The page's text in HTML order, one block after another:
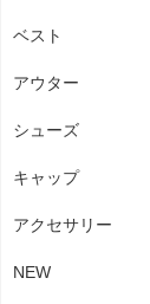
ベスト
アウター
シューズ
キャップ
アクセサリー
NEW